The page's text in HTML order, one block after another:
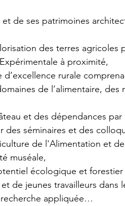
de ses patrimoines
des terres agricoles
à proximité,
rurale
de l’alimentaire,
et des dépendances
des séminaires et des
de l'Alimentation et
muséale,
écologique et
de jeunes travailleurs
appliquée…